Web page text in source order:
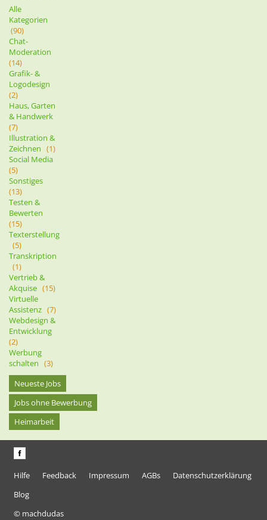
Alle
Kategorien
(90)
Chat-
Moderation
(14)
Grafik- &
Logodesign
(2)
Haus, Garten
& Handwerk
(7)
Illustration &
Zeichnen (1)
Social Media
(5)
Sonstiges
(13)
Testen &
Bewerten
(15)
Texterstellung
(5)
Transkription
(1)
Vertrieb &
Akquise (15)
Virtuelle
Assistenz (7)
Webdesign &
Entwicklung
(2)
Werbung
schalten (3)
Neueste Jobs
Jobs ohne Bewerbung
Heimarbeit
Hilfe Feedback Impressum AGBs
Datenschutzerklärung
Blog
© machdudas